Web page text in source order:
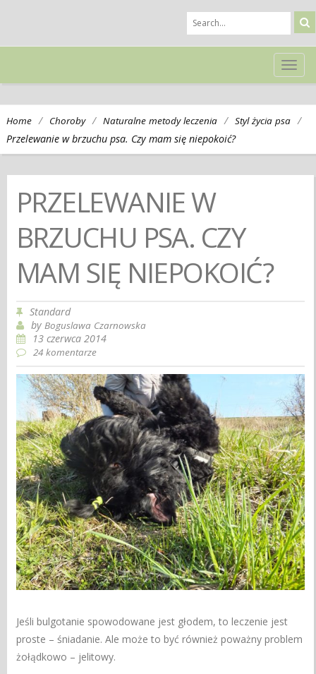
Home / Choroby / Naturalne metody leczenia / Styl życia psa /
Przelewanie w brzuchu psa. Czy mam się niepokoić?
PRZELEWANIE W
BRZUCHU PSA. CZY
MAM SIĘ NIEPOKOIĆ?
Standard
byBoguslawa Czarnowska
13 czerwca 2014
24 komentarze
Jeśli bulgotanie spowodowane jest głodem, to leczenie jest
proste – śniadanie. Ale może to być również poważny problem
żołądkowo – jelitowy.